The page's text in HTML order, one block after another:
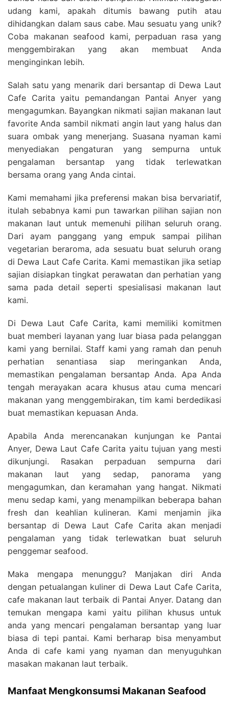
udang kami, apakah ditumis bawang putih atau
dihidangkan dalam saus cabe. Mau sesuatu yang unik?
Coba makanan seafood kami, perpaduan rasa yang
menggembirakan yang akan membuat Anda
menginginkan lebih.
Salah satu yang menarik dari bersantap di Dewa Laut
Cafe Carita yaitu pemandangan Pantai Anyer yang
mengagumkan. Bayangkan nikmati sajian makanan laut
favorite Anda sambil nikmati angin laut yang halus dan
suara ombak yang menerjang. Suasana nyaman kami
menyediakan pengaturan yang sempurna untuk
pengalaman bersantap yang tidak terlewatkan
bersama orang yang Anda cintai.
Kami memahami jika preferensi makan bisa bervariatif,
itulah sebabnya kami pun tawarkan pilihan sajian non
makanan laut untuk memenuhi pilihan seluruh orang.
Dari ayam panggang yang empuk sampai pilihan
vegetarian beraroma, ada sesuatu buat seluruh orang
di Dewa Laut Cafe Carita. Kami memastikan jika setiap
sajian disiapkan tingkat perawatan dan perhatian yang
sama pada detail seperti spesialisasi makanan laut
kami.
Di Dewa Laut Cafe Carita, kami memiliki komitmen
buat memberi layanan yang luar biasa pada pelanggan
kami yang bernilai. Staff kami yang ramah dan penuh
perhatian senantiasa siap meringankan Anda,
memastikan pengalaman bersantap Anda. Apa Anda
tengah merayakan acara khusus atau cuma mencari
makanan yang menggembirakan, tim kami berdedikasi
buat memastikan kepuasan Anda.
Apabila Anda merencanakan kunjungan ke Pantai
Anyer, Dewa Laut Cafe Carita yaitu tujuan yang mesti
dikunjungi. Rasakan perpaduan sempurna dari
makanan laut yang sedap, panorama yang
mengagumkan, dan keramahan yang hangat. Nikmati
menu sedap kami, yang menampilkan beberapa bahan
fresh dan keahlian kulineran. Kami menjamin jika
bersantap di Dewa Laut Cafe Carita akan menjadi
pengalaman yang tidak terlewatkan buat seluruh
penggemar seafood.
Maka mengapa menunggu? Manjakan diri Anda
dengan petualangan kuliner di Dewa Laut Cafe Carita,
cafe makanan laut terbaik di Pantai Anyer. Datang dan
temukan mengapa kami yaitu pilihan khusus untuk
anda yang mencari pengalaman bersantap yang luar
biasa di tepi pantai. Kami berharap bisa menyambut
Anda di cafe kami yang nyaman dan menyuguhkan
masakan makanan laut terbaik.
Manfaat Mengkonsumsi Makanan Seafood